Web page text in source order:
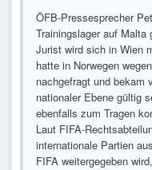
ÖFB-Pressesprecher
Trainingslager auf
Jurist wird sich in Wien
hatte in Norwegen
nachgefragt und bekam
nationaler Ebene gültig
ebenfalls zum Tragen
Laut FIFA-
internationale Partien
FIFA weitergegeben